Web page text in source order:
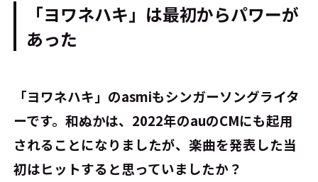
「ヨワネハキ」は最初からパワーが
あった
――「ヨワネハキ」のasmiもシンガーソングライタ
ーです。和ぬかは、2022年のauのCMにも起用
されることになりましたが、楽曲を発表した当
初はヒットすると思っていましたか？